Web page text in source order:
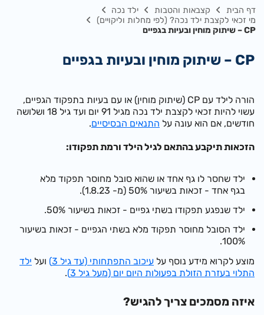
דף הבית קצבאות והטבות
ילד נכה
מי זכאי לקצבת ילד נכה? (לפי מחלות וליקויים)
CP – שיתוק מוחין ובעיות בגפיים
CP – שיתוק מוחין ובעיות בגפיים
הורה לילד עם CP (שיתוק מוחין) או עם בעיות בתפקוד הגפיים,
עשוי להיות זכאי לקצבת ילד נכה מגיל 91 יום ועד גיל 18 ושלושה
חודשים, אם הוא עונה עלהתנאים הבסיסיים.
הזכאות תיקבע בהתאם לגיל הילד ורמת תפקודו:
ילד שחסר לו גף אחד או שהוא סובל מחוסר תפקוד מלא
בגף אחד - זכאות בשיעור 50% (מ- 1.8.23).
ילד שנפגע תפקודו בשתי גפיים - זכאות בשיעור 50%.
ילד הסובל מחוסר תפקוד מלא בשתי הגפיים - זכאות בשיעור
100%.
מוצע לקרוא מידע נוסף עלעיכוב התפתחותי (עד גיל 3) ועלילד
התלוי בעזרת הזולת בפעולות היום יום (מעל גיל 3)
.
איזה מסמכים צריך להגיש?